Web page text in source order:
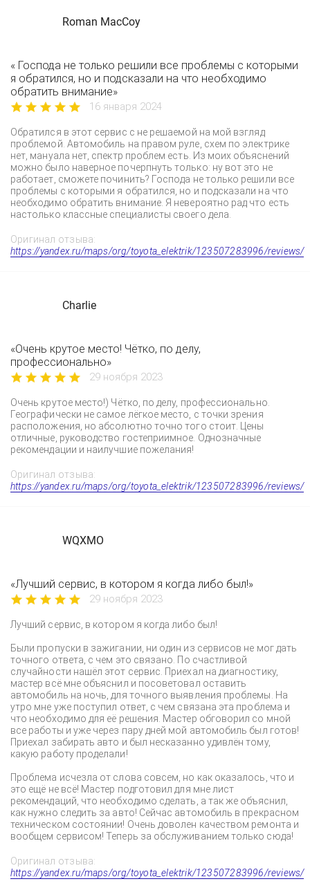
Roman MacCoy
« Господа не только решили все проблемы с которыми
я обратился, но и подсказали на что необходимо
обратить внимание»
16 января 2024
Обратился в этот сервис с не решаемой на мой взгляд
проблемой. Автомобиль на правом руле, схем по электрике
нет, мануала нет, спектр проблем есть. Из моих объяснений
можно было наверное почерпнуть только: ну вот это не
работает, сможете починить? Господа не только решили все
проблемы с которыми я обратился, но и подсказали на что
необходимо обратить внимание. Я невероятно рад что есть
настолько классные специалисты своего дела.
Оригинал отзыва:
https://yandex.ru/maps/org/toyota_elektrik/123507283996/reviews/
Charlie
«Очень крутое место! Чётко, по делу,
профессионально»
29 ноября 2023
Очень крутое место!) Чётко, по делу, профессионально.
Географически не самое лёгкое место, с точки зрения
расположения, но абсолютно точно того стоит. Цены
отличные, руководство гостеприимное. Однозначные
рекомендации и наилучшие пожелания!
Оригинал отзыва:
https://yandex.ru/maps/org/toyota_elektrik/123507283996/reviews/
WQXMO
«Лучший сервис, в котором я когда либо был!»
29 ноября 2023
Лучший сервис, в котором я когда либо был!
Были пропуски в зажигании, ни один из сервисов не мог дать
точного ответа, с чем это связано. По счастливой
случайности нашёл этот сервис. Приехал на диагностику,
мастер всё мне объяснил и посоветовал оставить
автомобиль на ночь, для точного выявления проблемы. На
утро мне уже поступил ответ, с чем связана эта проблема и
что необходимо для её решения. Мастер обговорил со мной
все работы и уже через пару дней мой автомобиль был готов!
Приехал забирать авто и был несказанно удивлён тому,
какую работу проделали!
Проблема исчезла от слова совсем, но как оказалось, что и
это ещё не всё! Мастер подготовил для мне лист
рекомендаций, что необходимо сделать, а так же объяснил,
как нужно следить за авто! Сейчас автомобиль в прекрасном
техническом состоянии! Очень доволен качеством ремонта и
вообщем сервисом! Теперь за обслуживанием только сюда!
Оригинал отзыва:
https://yandex.ru/maps/org/toyota_elektrik/123507283996/reviews/